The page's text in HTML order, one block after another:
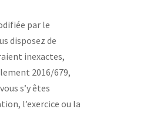
par le
disposez de
inexactes,
2016/679,
s’y êtes
l’exercice ou la